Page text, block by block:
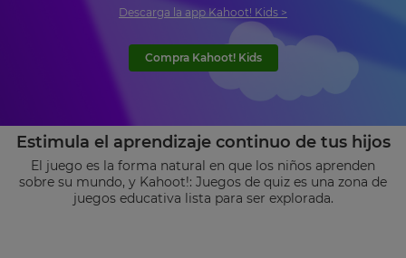
Descarga la app Kahoot! Kids >
Compra Kahoot! Kids
Estimula el aprendizaje continuo de tus hijos
El juego es la forma natural en que los niños aprenden
sobre su mundo, y Kahoot!: Juegos de quiz es una zona de
juegos educativa lista para ser explorada.